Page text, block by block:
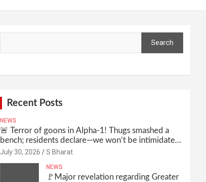
Search
Recent Posts
NEWS
🚨 Terror of goons in Alpha-1! Thugs smashed a
bench; residents declare—we won’t be intimidated
anymore! Who is the mastermind behind it all? |
July 30, 2026 S Bharat
NEWS
🚩Major revelation regarding Greater